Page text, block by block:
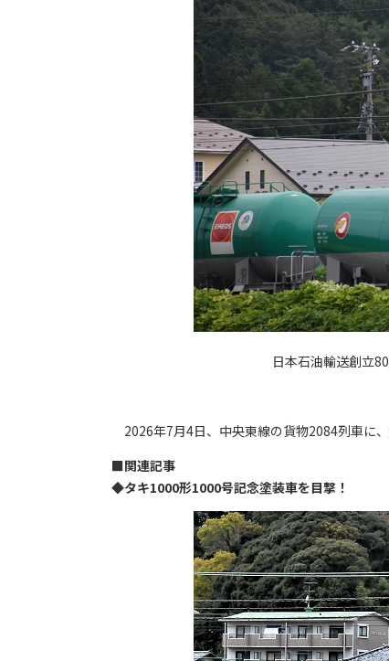
日本石油輸送創立
2026年7月4日、中央東線の貨物2084列車に
■関連記事
◆タキ1000形1000号記念塗装車を目撃！